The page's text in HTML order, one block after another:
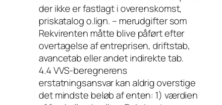
der ikke er fastlagt i overenskomst,
priskatalog o.lign. – merudgifter som
Rekvirenten måtte blive påført efter
overtagelse af entreprisen, driftstab,
avancetab eller andet indirekte tab.
4.4 VVS-beregnerens
erstatningsansvar kan aldrig overstige
det mindste beløb af enten: 1) værdien